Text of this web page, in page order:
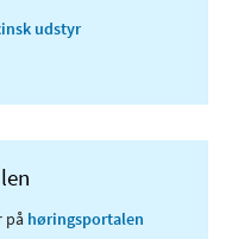
udstyr
på høringsportalen